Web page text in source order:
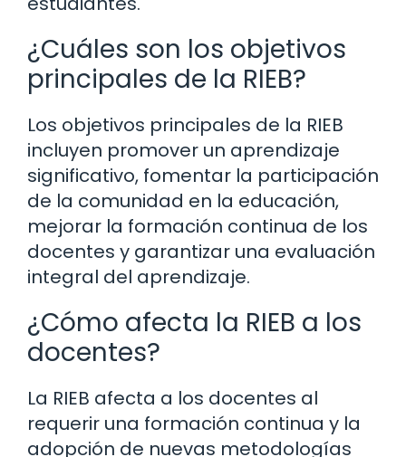
¿Cuáles son los objetivos
principales de la RIEB?
Los objetivos principales de la RIEB
incluyen promover un aprendizaje
significativo, fomentar la participación
de la comunidad en la educación,
mejorar la formación continua de los
docentes y garantizar una evaluación
integral del aprendizaje.
¿Cómo afecta la RIEB a los
docentes?
La RIEB afecta a los docentes al
requerir una formación continua y la
adopción de nuevas metodologías